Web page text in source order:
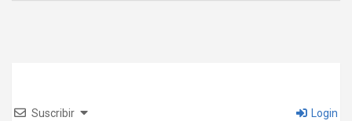
Suscribir Login